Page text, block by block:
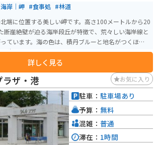
しく、冬は雪景色と、季節ごとに異なる景色を楽し
っています。お土産には、たらこを使ったパスタソ
は、海水浴場やキャンプ場な
ポットも点在しています。少し足を延ばせば、積丹半
駅 ふるびらたらこミュージアム
ら、北海道の自然を満喫できる魅力的なスポットで
岸｜岬 #食事処 #林道
端に位置する美しい岬です。高さ100メートルから20
断崖絶壁が迫る海岸段丘が特徴で、荒々しい海岸線と
ています。海の色は、積丹ブルーと地名がつくほど
積丹ブルーソフトというアイスクリームもありま
点にする西側からのコースは、出岬灯台、笠泊展望
があり、見応えのある景色を楽しむことができま
の歴史的な価値があります。
詳しく見る
ザ・港 お気に入り
駐車： 駐車場あり
予算： 無料
混雑： 普通
滞在： 1時間